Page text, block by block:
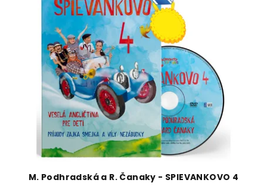
M. Podhradská a R. Čanaky - SPIEVANKOVO 4